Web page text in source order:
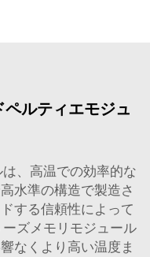
ルティエモジュ
、高温での効率的な
水準の構造で製造さ
する信頼性によって
ズメモリモジュール
なくより高い温度ま